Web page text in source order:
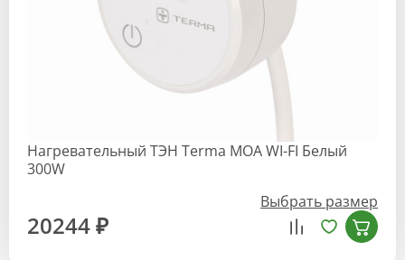
Нагревательный ТЭН Terma MOA WI-FI Белый
300W
Выбрать размер
20244 ₽